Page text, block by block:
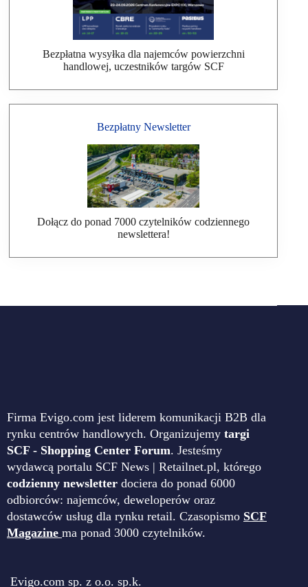
Bezpłatna wysyłka dla najemców powierzchni
handlowej, uczestników targów SCF
Bezpłatny Newsletter
Dołącz do ponad 7000 czytelników codziennego
newslettera!
Firma Evigo.com jest liderem komunikacji B2B dla
rynku centrów handlowych. Organizujemy targi
SCF - Shopping Center Forum. Jesteśmy
wydawcą portalu SCF News | Retailnet.pl, którego
codzienny newsletter dociera do ponad 6000
odbiorców: najemców, deweloperów oraz
dostawców usług dla rynku retail. Czasopismo SCF
Magazine ma ponad 3000 czytelników.
Evigo.com sp. z o.o. sp.k.